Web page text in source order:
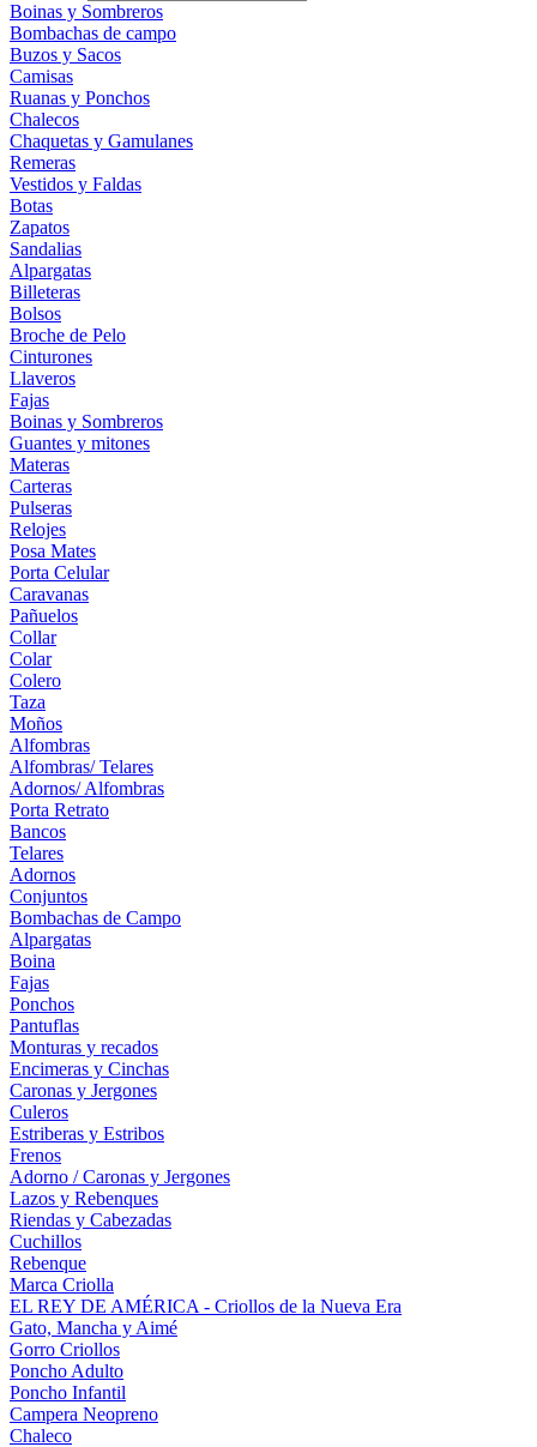
Boinas y Sombreros
Bombachas de campo
Buzos y Sacos
Camisas
Ruanas y Ponchos
Chalecos
Chaquetas y Gamulanes
Remeras
Vestidos y Faldas
Botas
Zapatos
Sandalias
Alpargatas
Billeteras
Bolsos
Broche de Pelo
Cinturones
Llaveros
Fajas
Boinas y Sombreros
Guantes y mitones
Materas
Carteras
Pulseras
Relojes
Posa Mates
Porta Celular
Caravanas
Pañuelos
Collar
Colar
Colero
Taza
Moños
Alfombras
Alfombras/ Telares
Adornos/ Alfombras
Porta Retrato
Bancos
Telares
Adornos
Conjuntos
Bombachas de Campo
Alpargatas
Boina
Fajas
Ponchos
Pantuflas
Monturas y recados
Encimeras y Cinchas
Caronas y Jergones
Culeros
Estriberas y Estribos
Frenos
Adorno / Caronas y Jergones
Lazos y Rebenques
Riendas y Cabezadas
Cuchillos
Rebenque
Marca Criolla
EL REY DE AMÉRICA - Criollos de la Nueva Era
Gato, Mancha y Aimé
Gorro Criollos
Poncho Adulto
Poncho Infantil
Campera Neopreno
Chaleco